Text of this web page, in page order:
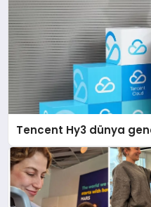
Tencent Hy3 dünya